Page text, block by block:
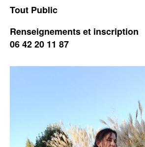
Tout Public
Renseignements et inscription
06 42 20 11 87